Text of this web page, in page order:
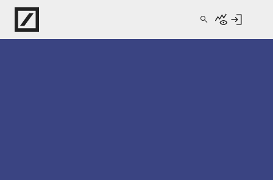
Direkt zur Hauptnavigation (Enter drücken)